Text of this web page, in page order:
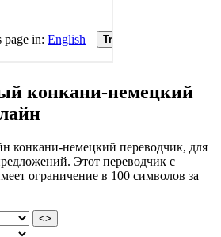
конкани-немецкий
конкани-немецкий переводчик, для
Этот переводчик с
ограничение в 100 символов за
<>